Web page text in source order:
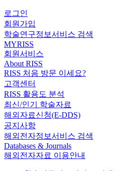
로그인
회원가입
학술연구정보서비스 검색
MYRISS
회원서비스
About RISS
RISS 처음 방문 이세요?
고객센터
RISS 활용도 분석
최신/인기 학술자료
해외자료신청(E-DDS)
공지사항
해외전자정보서비스 검색
Databases & Journals
해외전자자료 이용안내